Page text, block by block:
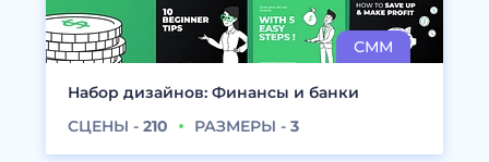
Набор дизайнов: Финансы и банки
СЦЕНЫ - 210 РАЗМЕРЫ - 3